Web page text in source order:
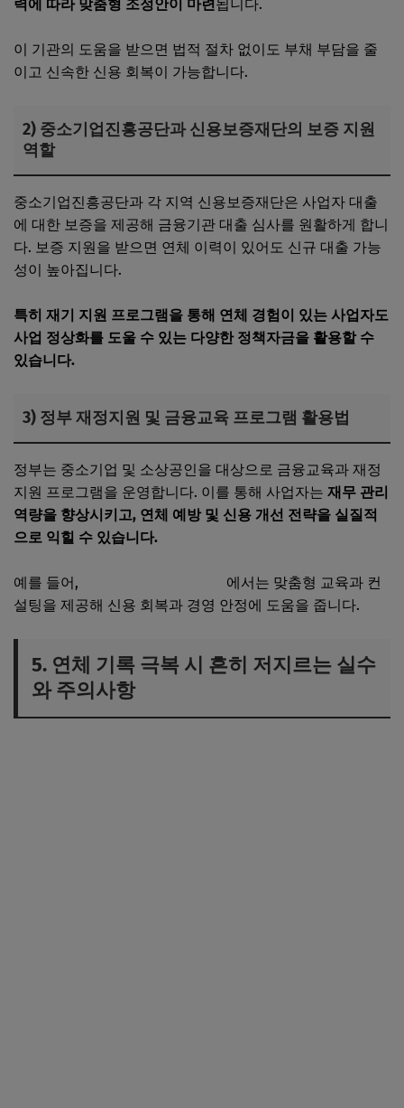
력에 따라 맞춤형 조정안이 마련됩니다.
이 기관의 도움을 받으면 법적 절차 없이도 부채 부담을 줄
이고 신속한 신용 회복이 가능합니다.
2) 중소기업진흥공단과 신용보증재단의 보증 지원
역할
중소기업진흥공단과 각 지역 신용보증재단은 사업자 대출
에 대한 보증을 제공해 금융기관 대출 심사를 원활하게 합니
다. 보증 지원을 받으면 연체 이력이 있어도 신규 대출 가능
성이 높아집니다.
특히 재기 지원 프로그램을 통해 연체 경험이 있는 사업자도
사업 정상화를 도울 수 있는 다양한 정책자금을 활용할 수
있습니다.
3) 정부 재정지원 및 금융교육 프로그램 활용법
정부는 중소기업 및 소상공인을 대상으로 금융교육과 재정
지원 프로그램을 운영합니다. 이를 통해 사업자는 재무 관리
역량을 향상시키고, 연체 예방 및 신용 개선 전략을 실질적
으로 익힐 수 있습니다.
예를 들어,
에서는 맞춤형 교육과 컨
설팅을 제공해 신용 회복과 경영 안정에 도움을 줍니다.
5. 연체 기록 극복 시 흔히 저지르는 실수
와 주의사항